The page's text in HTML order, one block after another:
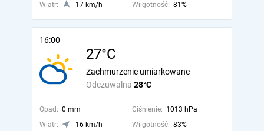
Wiatr:
17 km/h Wilgotność: 81%
16:00
27°C
Odczuwalna 28°C
Zachmurzenie umiarkowane
Opad: 0 mm Ciśnienie: 1013 hPa
Wiatr:
16 km/h Wilgotność: 83%